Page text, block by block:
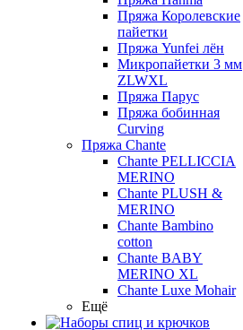
Пряжа Королевские
пайетки
Пряжа Yunfei лён
Микропайетки 3 мм
ZLWXL
Пряжа Парус
Пряжа бобинная
Curving
Пряжа Chante
Chante PELLICCIA
MERINO
Chante PLUSH &
MERINO
Chante Bambino
cotton
Chante BABY
MERINO XL
Chante Luxe Mohair
Ещё